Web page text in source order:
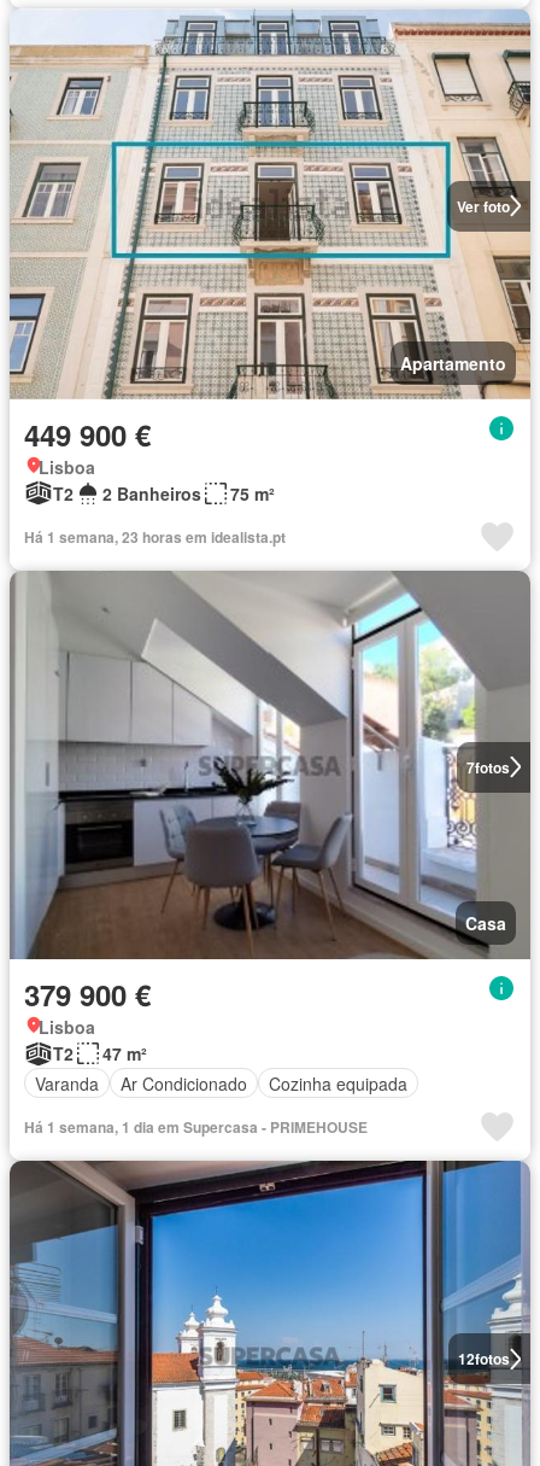
Ver foto
Apartamento
449 900 €
Lisboa
T2
2 Banheiros 75 m²
Há 1 semana, 23 horas em idealista.pt
7fotos
Casa
379 900 €
Lisboa
T2
47 m²
Varanda
Ar Condicionado Cozinha equipada
Há 1 semana, 1 dia em Supercasa - PRIMEHOUSE
12fotos